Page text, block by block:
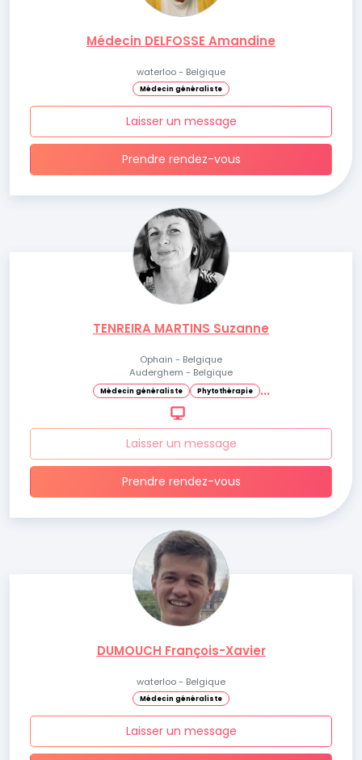
Médecin DELFOSSE Amandine
waterloo - Belgique
Médecin généraliste
Laisser un message
Prendre rendez-vous
TENREIRA MARTINS Suzanne
Ophain - Belgique
Auderghem - Belgique
Médecin généraliste Phytothérapie ...
Laisser un message
Prendre rendez-vous
DUMOUCH François-Xavier
waterloo - Belgique
Médecin généraliste
Laisser un message